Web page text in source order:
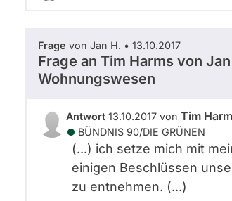
Frage von Jan H. • 13.10.2017
Frage an Tim Harms von
Wohnungswesen
Antwort 13.10.2017 von Tim
BÜNDNIS 90/­DIE GRÜNEN
(...) ich setze mich mit
einigen Beschlüssen
zu entnehmen. (...)